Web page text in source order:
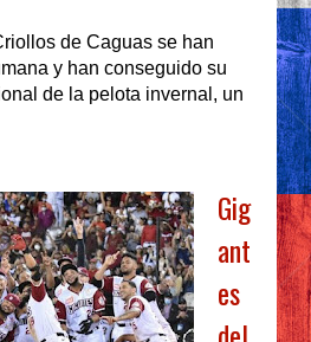
de Caguas se han
y han conseguido su
de la pelota invernal, un
Gig
ant
es